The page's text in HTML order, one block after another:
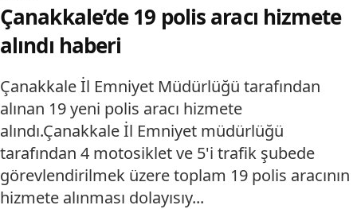
Çanakkale’de 19 polis aracı hizmete
alındı haberi
Çanakkale İl Emniyet Müdürlüğü tarafından
alınan 19 yeni polis aracı hizmete
alındı.Çanakkale İl Emniyet müdürlüğü
tarafından 4 motosiklet ve 5'i trafik şubede
görevlendirilmek üzere toplam 19 polis aracının
hizmete alınması dolayısıy...